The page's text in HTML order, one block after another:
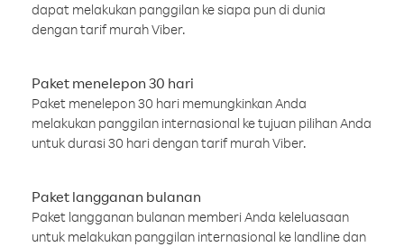
dapat melakukan panggilan ke siapa pun di dunia
dengan tarif murah Viber.
Paket menelepon 30 hari
Paket menelepon 30 hari memungkinkan Anda
melakukan panggilan internasional ke tujuan pilihan Anda
untuk durasi 30 hari dengan tarif murah Viber.
Paket langganan bulanan
Paket langganan bulanan memberi Anda keleluasaan
untuk melakukan panggilan internasional ke landline dan